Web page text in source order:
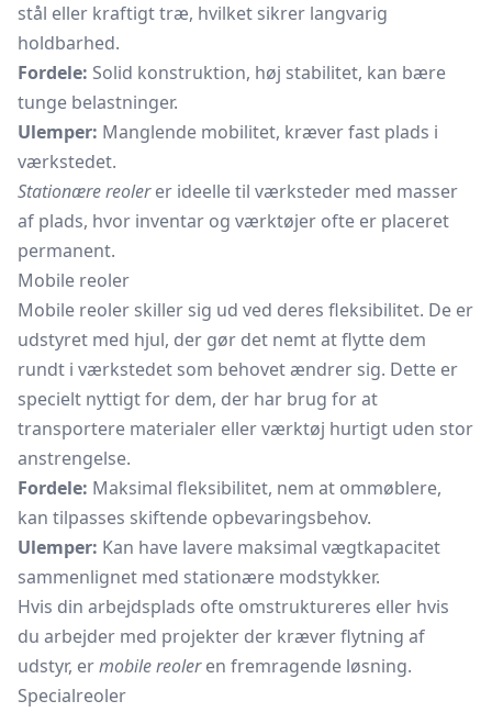
stål eller kraftigt træ, hvilket sikrer langvarig
holdbarhed.
Fordele: Solid konstruktion, høj stabilitet, kan bære
tunge belastninger.
Ulemper: Manglende mobilitet, kræver fast plads i
værkstedet.
Stationære reolerer ideelle til værksteder med masser
af plads, hvor inventar og værktøjer ofte er placeret
permanent.
Mobile reoler
Mobile reoler skiller sig ud ved deres fleksibilitet. De er
udstyret med hjul, der gør det nemt at flytte dem
rundt i værkstedet som behovet ændrer sig. Dette er
specielt nyttigt for dem, der har brug for at
transportere materialer eller værktøj hurtigt uden stor
anstrengelse.
Fordele: Maksimal fleksibilitet, nem at ommøblere,
kan tilpasses skiftende opbevaringsbehov.
Ulemper: Kan have lavere maksimal vægtkapacitet
sammenlignet med stationære modstykker.
Hvis din arbejdsplads ofte omstruktureres eller hvis
du arbejder med projekter der kræver flytning af
udstyr, ermobile reoleren fremragende løsning.
Specialreoler